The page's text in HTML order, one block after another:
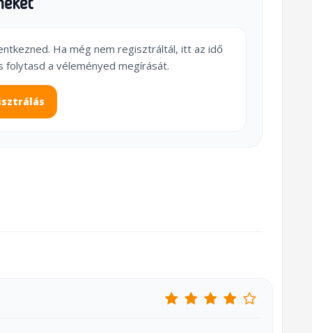
Ha még nem regisztráltál, itt az idő
a véleményed megírását.